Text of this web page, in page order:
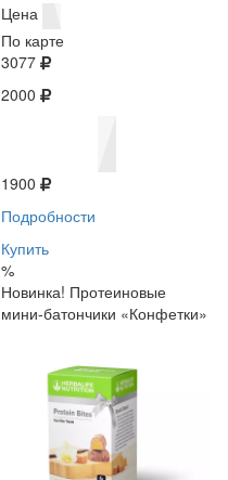
Цена
По карте
3077
2000
1900
Подробности
Купить
%
Новинка! Протеиновые
мини-батончики «Конфетки»